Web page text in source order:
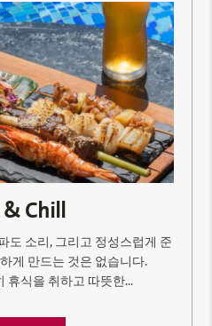
Chill
도 소리, 그리고 정성스럽게 준
게 만드는 것은 없습니다.
휴식을 취하고 따뜻한...